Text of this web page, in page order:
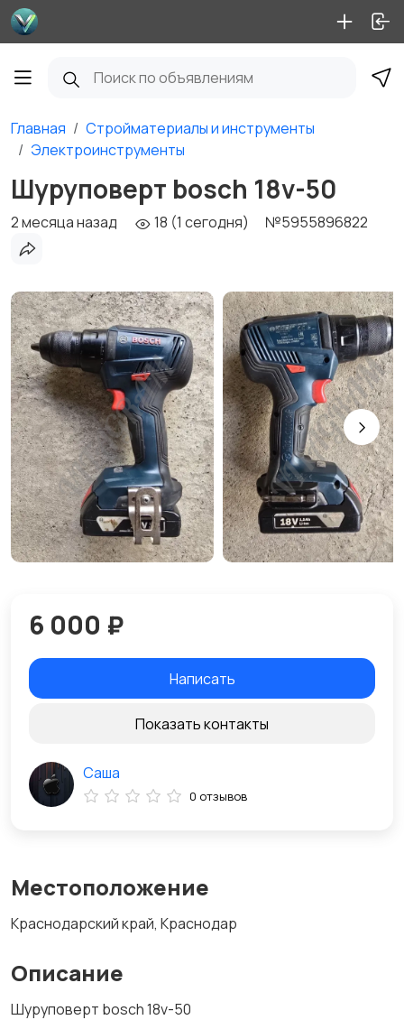
Главная
Стройматериалы и инструменты
Электроинструменты
Шуруповерт bosch 18v-50
2 месяца назад 18 (1 сегодня) №5955896822
Местоположение
Краснодарский край, Краснодар
Описание
Шуруповерт bosch 18v-50
6 000 ₽
Написать
Показать контакты
Саша
0 отзывов